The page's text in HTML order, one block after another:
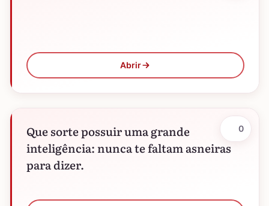
Abrir
Que sorte possuir uma grande
inteligência: nunca te faltam asneiras
para dizer.
0